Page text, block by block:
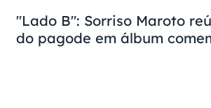
"Lado B": Sorriso Maroto
do pagode em álbum